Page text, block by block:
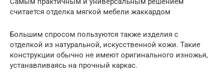
считается отделка мягкой мебели жаккардом
Большим спросом пользуются также изделия с
отделкой из натуральной, искусственной кожи. Такие
конструкции обычно не имеют оригинального изножья,
устанавливаясь на прочный каркас.